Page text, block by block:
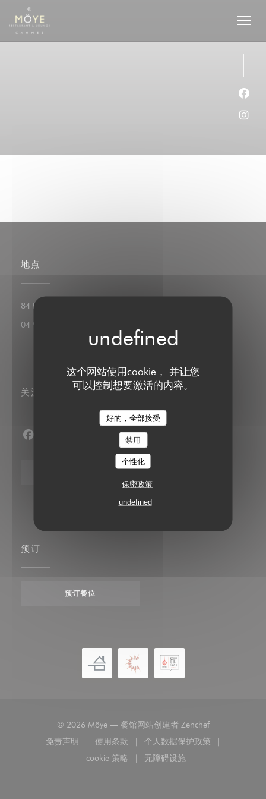
Cookie管理面板
这个网站使用cookie， 并让您
可以控制想要激活的内容。
好的，全部接受
禁用
个性化
保密政策
undefined
地点
84 Boulevard de la Croisette 06400 cannes
((在新窗口中打开))
04 93 43 54 51
关注我们
Facebook ((在新窗口中打开))
Instagram ((在新窗口中打开))
预订
预订餐位
© 2026 Möye — 餐馆网站创建者 Zenchef((在新窗口中打
免责声明
((在新窗口中打开))
使用条款
((在新窗口中打开))
个人数据保护政策
((在新窗口中打开))
cookie 策略
((在新窗口中打开))
无障碍设施